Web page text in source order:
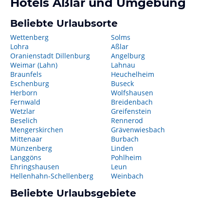
Beliebte Urlaubsorte
Wettenberg
Lohra
Oranienstadt Dillenburg
Weimar (Lahn)
Braunfels
Eschenburg
Herborn
Fernwald
Wetzlar
Beselich
Mengerskirchen
Mittenaar
Münzenberg
Langgöns
Ehringshausen
Hellenhahn-Schellenberg
Solms
Aßlar
Angelburg
Lahnau
Heuchelheim
Buseck
Wolfshausen
Breidenbach
Greifenstein
Rennerod
Grävenwiesbach
Burbach
Linden
Pohlheim
Leun
Weinbach
Beliebte Urlaubsgebiete